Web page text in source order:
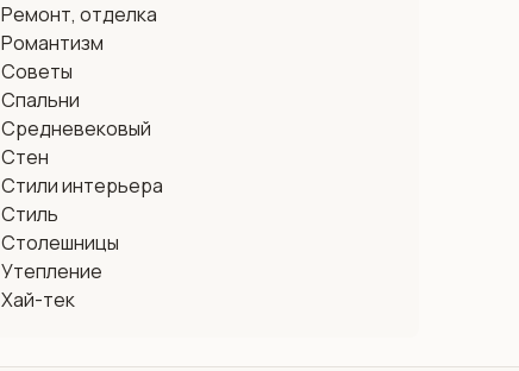
Ремонт, отделка
Романтизм
Советы
Спальни
Средневековый
Стен
Стили интерьера
Стиль
Столешницы
Утепление
Хай-тек